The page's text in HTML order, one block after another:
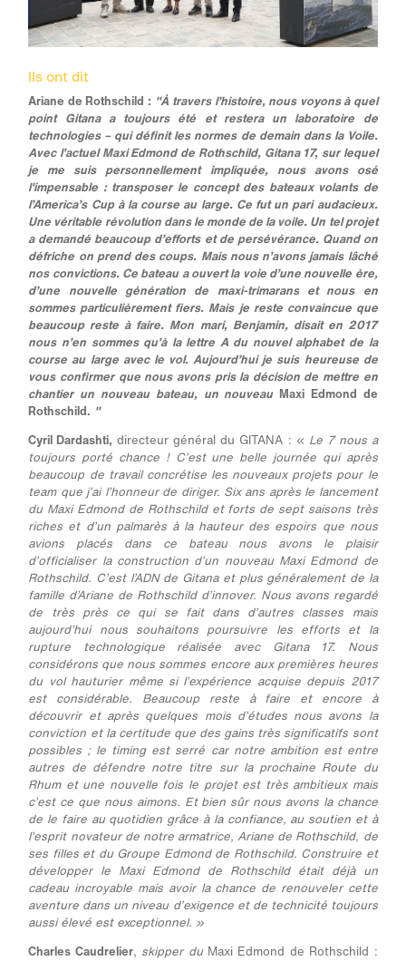
Ils ont dit
Ariane de Rothschild : "À travers l’histoire, nous voyons à quel
point Gitana a toujours été et restera un laboratoire de
technologies – qui définit les normes de demain dans la Voile.
Avec l’actuel Maxi Edmond de Rothschild, Gitana 17, sur lequel
je me suis personnellement impliquée, nous avons osé
l'impensable : transposer le concept des bateaux volants de
l’America’s Cup à la course au large. Ce fut un pari audacieux.
Une véritable révolution dans le monde de la voile. Un tel projet
a demandé beaucoup d’efforts et de persévérance. Quand on
défriche on prend des coups. Mais nous n’avons jamais lâché
nos convictions. Ce bateau a ouvert la voie d’une nouvelle ère,
d’une nouvelle génération de maxi-trimarans et nous en
sommes particulièrement fiers. Mais je reste convaincue que
beaucoup reste à faire. Mon mari, Benjamin, disait en 2017
nous n’en sommes qu’à la lettre A du nouvel alphabet de la
course au large avec le vol. Aujourd’hui je suis heureuse de
vous confirmer que nous avons pris la décision de mettre en
chantier un nouveau bateau, un nouveau Maxi Edmond de
Rothschild. "
Cyril Dardashti, directeur général du GITANA : « Le 7 nous a
toujours porté chance ! C’est une belle journée qui après
beaucoup de travail concrétise les nouveaux projets pour le
team que j’ai l’honneur de diriger. Six ans après le lancement
du Maxi Edmond de Rothschild et forts de sept saisons très
riches et d’un palmarès à la hauteur des espoirs que nous
avions placés dans ce bateau nous avons le plaisir
d’officialiser la construction d’un nouveau Maxi Edmond de
Rothschild. C’est l’ADN de Gitana et plus généralement de la
famille d’Ariane de Rothschild d’innover. Nous avons regardé
de très près ce qui se fait dans d’autres classes mais
aujourd’hui nous souhaitons poursuivre les efforts et la
rupture technologique réalisée avec Gitana 17. Nous
considérons que nous sommes encore aux premières heures
du vol hauturier même si l’expérience acquise depuis 2017
est considérable. Beaucoup reste à faire et encore à
découvrir et après quelques mois d’études nous avons la
conviction et la certitude que des gains très significatifs sont
possibles ; le timing est serré car notre ambition est entre
autres de défendre notre titre sur la prochaine Route du
Rhum et une nouvelle fois le projet est très ambitieux mais
c’est ce que nous aimons. Et bien sûr nous avons la chance
de le faire au quotidien grâce à la confiance, au soutien et à
l’esprit novateur de notre armatrice, Ariane de Rothschild, de
ses filles et du Groupe Edmond de Rothschild. Construire et
développer le Maxi Edmond de Rothschild était déjà un
cadeau incroyable mais avoir la chance de renouveler cette
aventure dans un niveau d’exigence et de technicité toujours
aussi élevé est exceptionnel. »
Charles Caudrelier, skipper duMaxi Edmond de Rothschild :